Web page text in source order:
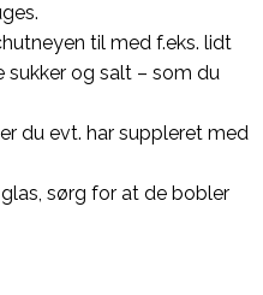
til med f.eks. lidt
sukker og salt – som du
du evt. har suppleret med
sørg for at de bobler